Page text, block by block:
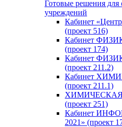
Готовые решения для
учреждений
Кабинет
(проект 516)
Кабинет
(проект 174)
Кабинет
(проект 211.2)
Кабинет
(проект 211.1)
ХИМИЧЕСКАЯ
(проект 251)
Кабинет
2021» (проект